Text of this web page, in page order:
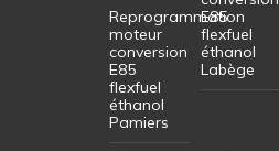
Reprogrammation
moteur
conversion
E85
flexfuel
éthanol
Pamiers
E85
flexfuel
éthanol
Labège